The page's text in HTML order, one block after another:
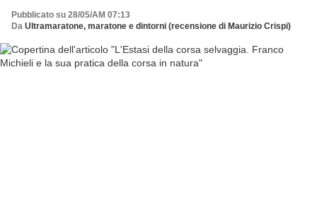
Pubblicato su 28/05/AM 07:13
Da Ultramaratone, maratone e dintorni (recensione di Maurizio Crispi)